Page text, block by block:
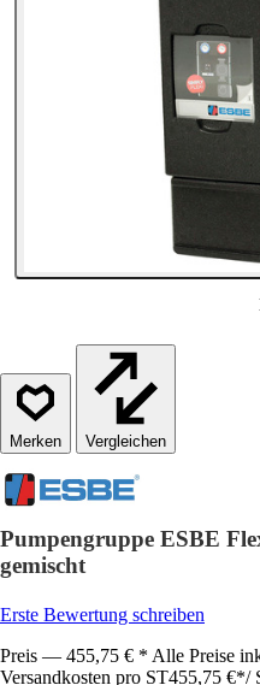
Vergleichen
Pumpengruppe ESBE
gemischt
Erste Bewertung schreiben
Preis — 455,75 € * Alle Preise
Versandkosten pro ST455,75 €*/